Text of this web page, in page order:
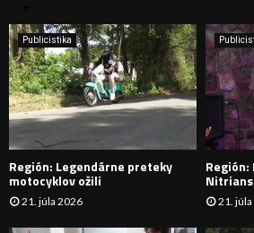
i
e
:
Publicistika
Región: Legendárne preteky
motocyklov ožili
21. júla 2026 21.